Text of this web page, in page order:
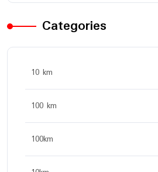
Categories
10 km
100 km
100km